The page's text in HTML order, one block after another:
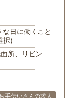
日に働くこと
択)
所、リビン
お手伝いさんの求人